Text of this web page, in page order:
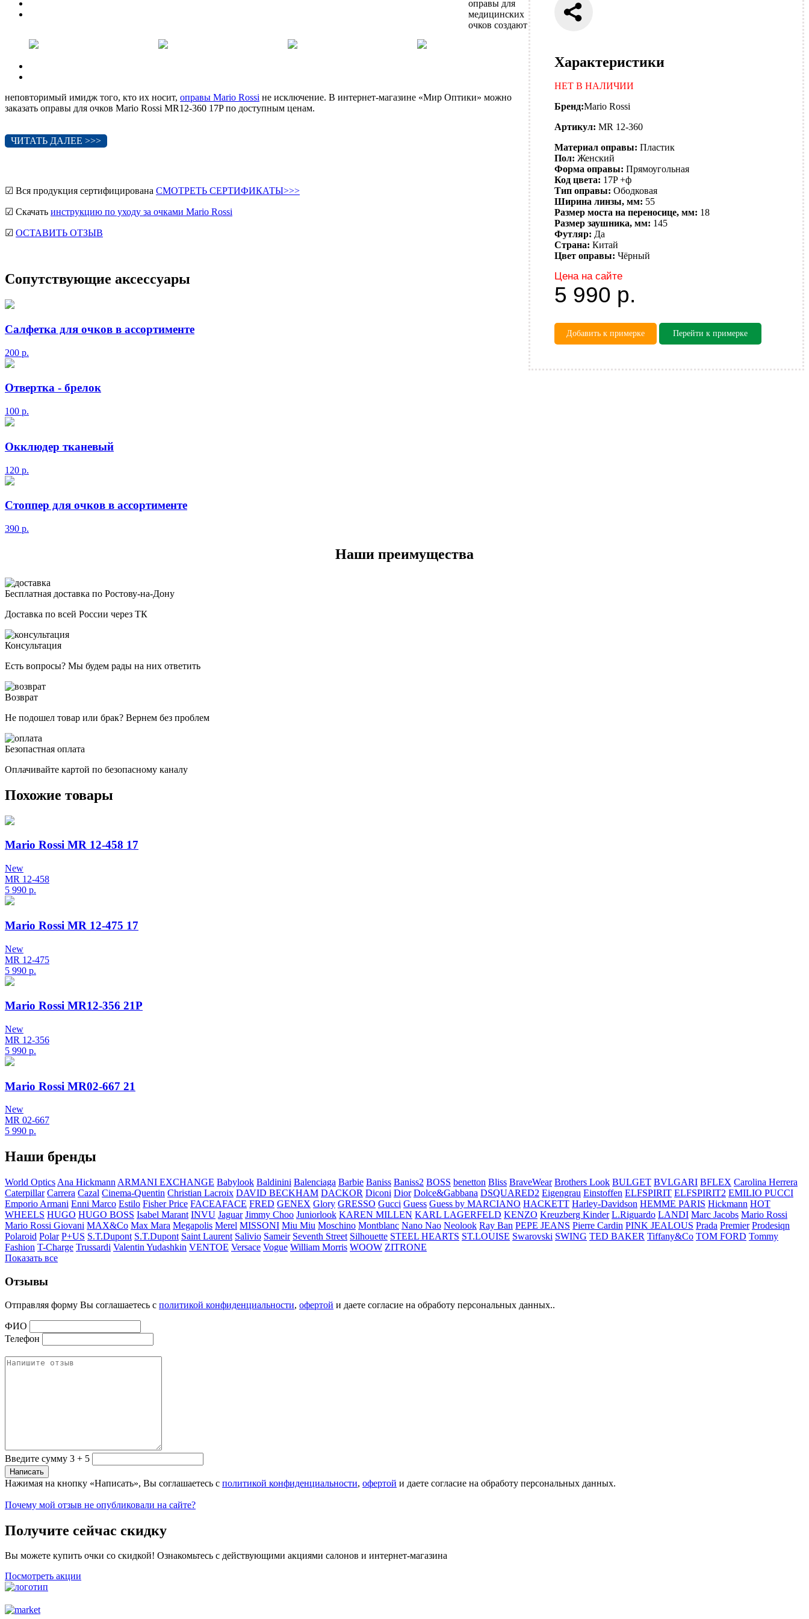
Характеристики
НЕТ В НАЛИЧИИ
Бренд:Mario Rossi
Артикул: MR 12-360
Материал оправы: Пластик
Пол: Женский
Форма оправы: Прямоугольная
Код цвета: 17P +ф
Тип оправы: Ободковая
Ширина линзы, мм: 55
Размер моста на переносице, мм: 18
Размер заушника, мм: 145
Футляр: Да
Страна: Китай
Цвет оправы: Чёрный
Цена на сайте
5 990 р.
Добавить к примерке Перейти к примерке
оправы для
медицинских
очков создают
неповторимый имидж того, кто их носит, оправы Mario Rossi не исключение. В интернет-магазине «Мир Оптики» можно
заказать оправы для очков Mario Rossi MR12-360 17P по доступным ценам.
ЧИТАТЬ ДАЛЕЕ >>>
☑ Вся продукция сертифицирована СМОТРЕТЬ СЕРТИФИКАТЫ>>>
☑ Скачать инструкцию по уходу за очками Mario Rossi
☑ ОСТАВИТЬ ОТЗЫВ
Сопутствующие аксессуары
Салфетка для очков в ассортименте
200 р.
Отвертка - брелок
100 р.
Окклюдер тканевый
120 р.
Стоппер для очков в ассортименте
390 р.
Наши преимущества
Бесплатная доставка по Ростову-на-Дону
Доставка по всей России через ТК
Консультация
Есть вопросы? Мы будем рады на них ответить
Возврат
Не подошел товар или брак? Вернем без проблем
Безопастная оплата
Оплачивайте картой по безопасному каналу
Похожие товары
Mario Rossi MR 12-458 17
New
MR 12-458
5 990 р.
Mario Rossi MR 12-475 17
New
MR 12-475
5 990 р.
Mario Rossi MR12-356 21P
New
MR 12-356
5 990 р.
Mario Rossi MR02-667 21
New
MR 02-667
5 990 р.
Наши бренды
World Optics Ana Hickmann ARMANI EXCHANGE Babylook Baldinini Balenciaga Barbie Baniss Baniss2 BOSS benetton Bliss BraveWear Brothers Look BULGET BVLGARI BFLEX Carolina Herrera
Caterpillar Carrera Cazal Cinema-Quentin Christian Lacroix DAVID BECKHAM DACKOR Diconi Dior Dolce&Gabbana DSQUARED2 Eigengrau Einstoffen ELFSPIRIT ELFSPIRIT2 EMILIO PUCCI
Emporio Armani Enni Marco Estilo Fisher Price FACEAFACE FRED GENEX Glory GRESSO Gucci Guess Guess by MARCIANO HACKETT Harley-Davidson HEMME PARIS Hickmann HOT
WHEELS HUGO HUGO BOSS Isabel Marant INVU Jaguar Jimmy Choo Juniorlook KAREN MILLEN KARL LAGERFELD KENZO Kreuzberg Kinder L.Riguardo LANDI Marc Jacobs Mario Rossi
Mario Rossi Giovani MAX&Co Max Mara Megapolis Merel MISSONI Miu Miu Moschino Montblanc Nano Nao Neolook Ray Ban PEPE JEANS Pierre Cardin PINK JEALOUS Prada Premier Prodesiqn
Polaroid Polar P+US S.T.Dupont S.T.Dupont Saint Laurent Salivio Sameir Seventh Street Silhouette STEEL HEARTS ST.LOUISE Swarovski SWING TED BAKER Tiffany&Co TOM FORD Tommy
Fashion T-Charge Trussardi Valentin Yudashkin VENTOE Versace Vogue William Morris WOOW ZITRONE
Показать все
Отзывы
Отправляя форму Вы соглашаетесь с политикой конфиденциальности, офертой и даете согласие на обработу персональных данных..
ФИО
Телефон
Введите сумму 3 + 5
Нажимая на кнопку «Написать», Вы соглашаетесь с политикой конфиденциальности, офертой и даете согласие на обработу персональных данных.
Почему мой отзыв не опубликовали на сайте?
Получите сейчас скидку
Вы можете купить очки со скидкой! Ознакомьтесь с действующими акциями салонов и интернет-магазина
Посмотреть акции